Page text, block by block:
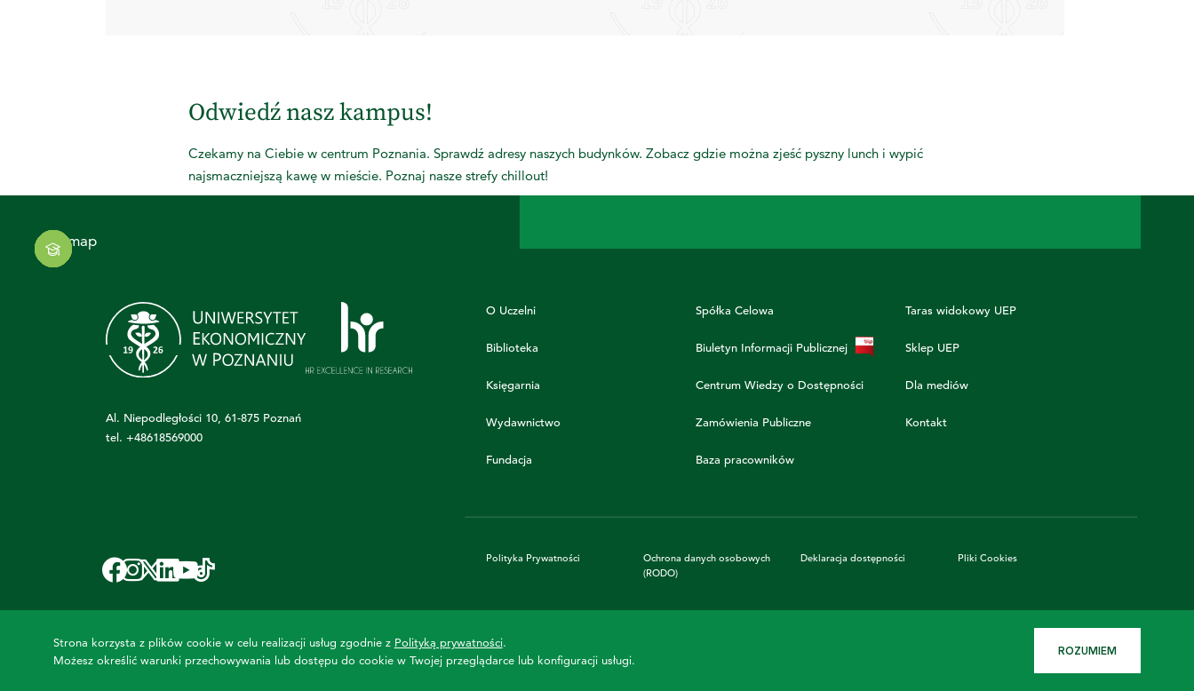
Odwiedź nasz kampus!
Czekamy na Ciebie w centrum Poznania. Sprawdź adresy naszych budynków. Zobacz gdzie można zjeść pyszny lunch i wypić
najsmaczniejszą kawę w mieście. Poznaj nasze strefy chillout!
Al. Niepodległości 10, 61-875 Poznań
tel.+48618569000
O Uczelni
Biblioteka
Księgarnia
Wydawnictwo
Fundacja
Spółka Celowa
Biuletyn Informacji Publicznej
Centrum Wiedzy o Dostępności
Zamówienia Publiczne
Baza pracowników
Taras widokowy UEP
Sklep UEP
Dla mediów
Kontakt
Polityka Prywatności
Ochrona danych osobowych
(RODO)
Deklaracja dostępności Pliki Cookies
Uczymy już od
©2022 UEP. Wszelkie prawa zastrzeżone.
Strona korzysta z plików cookie w celu realizacji usług zgodnie z Polityką prywatności.
Możesz określić warunki przechowywania lub dostępu do cookie w Twojej przeglądarce lub konfiguracji usługi.
ROZUMIEM